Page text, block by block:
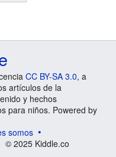
CC BY-SA 3.0, a
artículos de la
y hechos
para niños. Powered by
somos
© 2025 Kiddle.co